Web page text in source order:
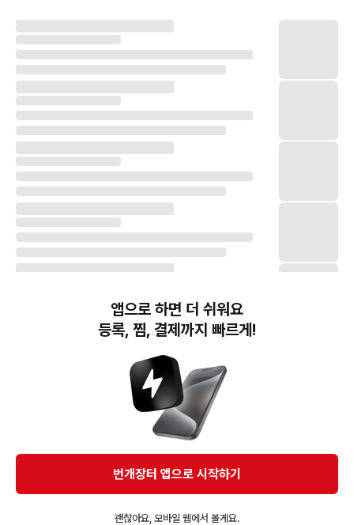
번개장터(주) 사업자정보, 이용약관 및 기타 법적고지
번개장터㈜는 통신판매중개자이며, 통신판매의 당사자가 아닙니다. 전자상거래 등에서의
소비자보호에 관한 법률 등 관련 법령 및 번개장터㈜의 약관에 따라 상품, 상품정보, 거래에 관한 책임은
개별 판매자에게 귀속하고, 번개장터㈜는 원칙적으로 회원간 거래에 대하여 책임을 지지 않습니다.
다만, 번개장터㈜가 직접 판매하는 상품에 대한 책임은 번개장터㈜에게 귀속합니다.
APP 다운로드
앱으로 하면 더 쉬워요
등록, 찜, 결제까지 빠르게!
번개장터 앱으로 시작하기
괜찮아요, 모바일 웹에서 볼게요.